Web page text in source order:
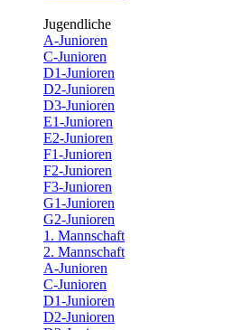
Jugendliche
A-Junioren
C-Junioren
D1-Junioren
D2-Junioren
D3-Junioren
E1-Junioren
E2-Junioren
F1-Junioren
F2-Junioren
F3-Junioren
G1-Junioren
G2-Junioren
1. Mannschaft
2. Mannschaft
A-Junioren
C-Junioren
D1-Junioren
D2-Junioren